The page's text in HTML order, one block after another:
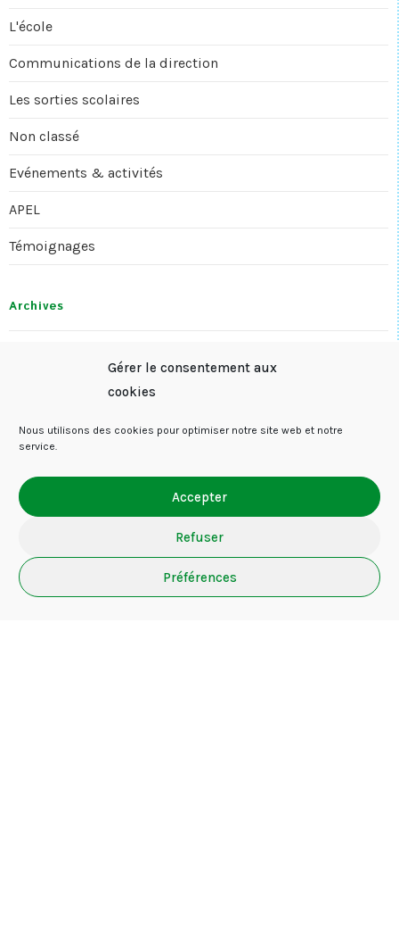
Gérer le consentement aux
cookies
Nous utilisons des cookies pour optimiser notre site web et notre
service.
Accepter
Refuser
Préférences
L'école
Communications de la direction
Les sorties scolaires
Non classé
Evénements & activités
APEL
Témoignages
Archives
octobre 2024
mars 2024